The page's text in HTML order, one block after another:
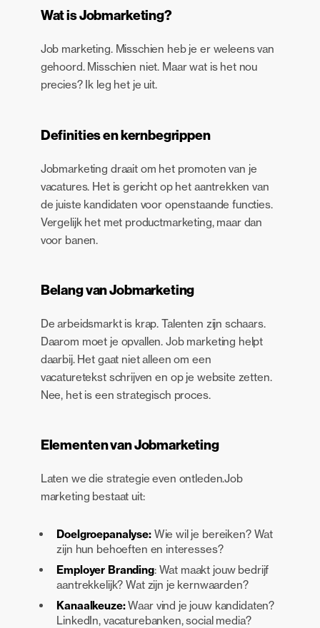
Wat is Jobmarketing?
Job marketing. Misschien heb je er weleens van
gehoord. Misschien niet. Maar wat is het nou
precies? Ik leg het je uit.
Definities en kernbegrippen
Jobmarketing draait om het promoten van je
vacatures. Het is gericht op het aantrekken van
de juiste kandidaten voor openstaande functies.
Vergelijk het met productmarketing, maar dan
voor banen.
Belang van Jobmarketing
De arbeidsmarkt is krap. Talenten zijn schaars.
Daarom moet je opvallen. Job marketing helpt
daarbij. Het gaat niet alleen om een
vacaturetekst schrijven en op je website zetten.
Nee, het is een strategisch proces.
Elementen van Jobmarketing
Laten we die strategie even ontleden.Job
marketing bestaat uit:
Doelgroepanalyse: Wie wil je bereiken? Wat
zijn hun behoeften en interesses?
Employer Branding: Wat maakt jouw bedrijf
aantrekkelijk? Wat zijn je kernwaarden?
Kanaalkeuze:Waar vind je jouw kandidaten?
LinkedIn, vacaturebanken, social media?